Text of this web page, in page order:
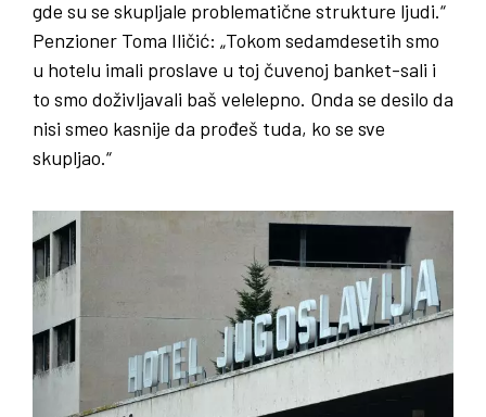
gde su se skupljale problematične strukture ljudi.“
Penzioner Toma Iličić: „Tokom sedamdesetih smo
u hotelu imali proslave u toj čuvenoj banket-sali i
to smo doživljavali baš velelepno. Onda se desilo da
nisi smeo kasnije da prođeš tuda, ko se sve
skupljao.“